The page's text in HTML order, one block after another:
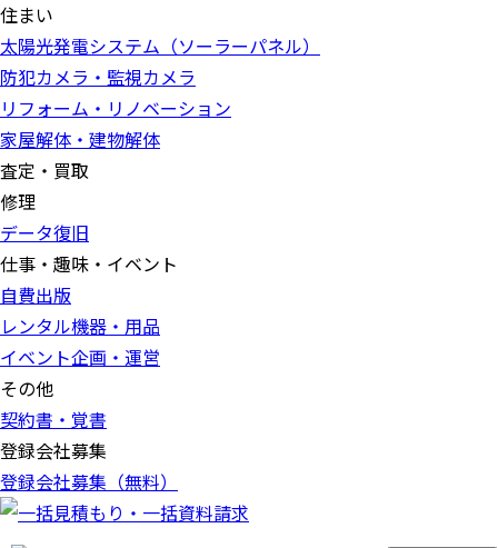
住まい
太陽光発電システム（ソーラーパネル）
防犯カメラ・監視カメラ
リフォーム・リノベーション
家屋解体・建物解体
査定・買取
修理
データ復旧
仕事・趣味・イベント
自費出版
レンタル機器・用品
イベント企画・運営
その他
契約書・覚書
登録会社募集
登録会社募集（無料）